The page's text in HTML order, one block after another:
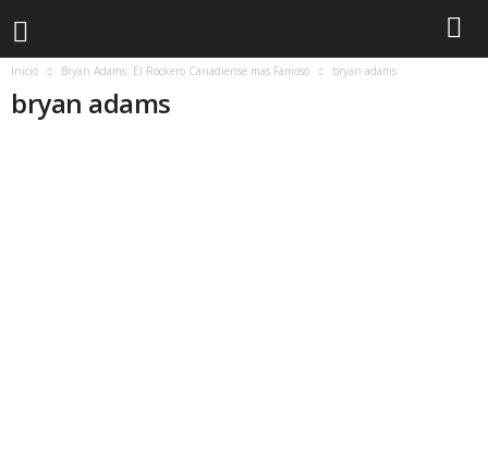
Inicio Bryan Adams: El Rockero Canadiense mas Famoso bryan adams
bryan adams